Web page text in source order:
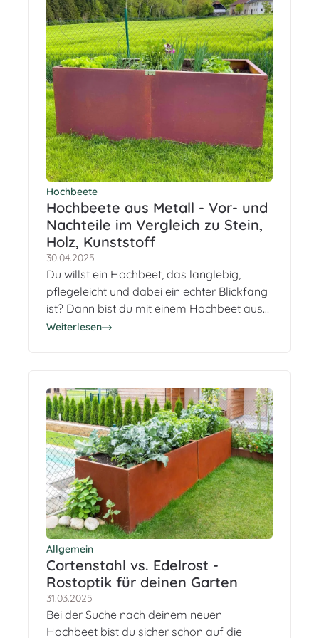
Hochbeete
Hochbeete aus Metall - Vor- und
Nachteile im Vergleich zu Stein,
Holz, Kunststoff
30.04.2025
Du willst ein Hochbeet, das langlebig,
pflegeleicht und dabei ein echter Blickfang
ist? Dann bist du mit einem Hochbeet aus
Metall in Edelrost-Optik genau richtig. In
Materialien.
Weiterlesen
Allgemein
Cortenstahl vs. Edelrost -
Rostoptik für deinen Garten
31.03.2025
Bei der Suche nach deinem neuen
Hochbeet bist du sicher schon auf die